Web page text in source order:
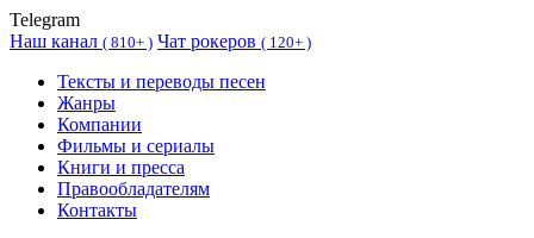
Telegram
Наш канал ( 810+ ) Чат рокеров ( 120+ )
Тексты и переводы песен
Жанры
Компании
Фильмы и сериалы
Книги и пресса
Правообладателям
Контакты